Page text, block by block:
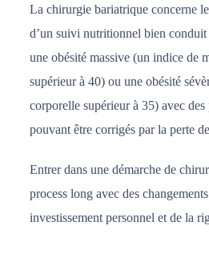
La chirurgie bariatrique concerne
d’un suivi nutritionnel bien
une obésité massive (un indice de
supérieur à 40) ou une obésité
corporelle supérieur à 35) avec des
pouvant être corrigés par la perte
Entrer dans une démarche de
process long avec des
investissement personnel et de la